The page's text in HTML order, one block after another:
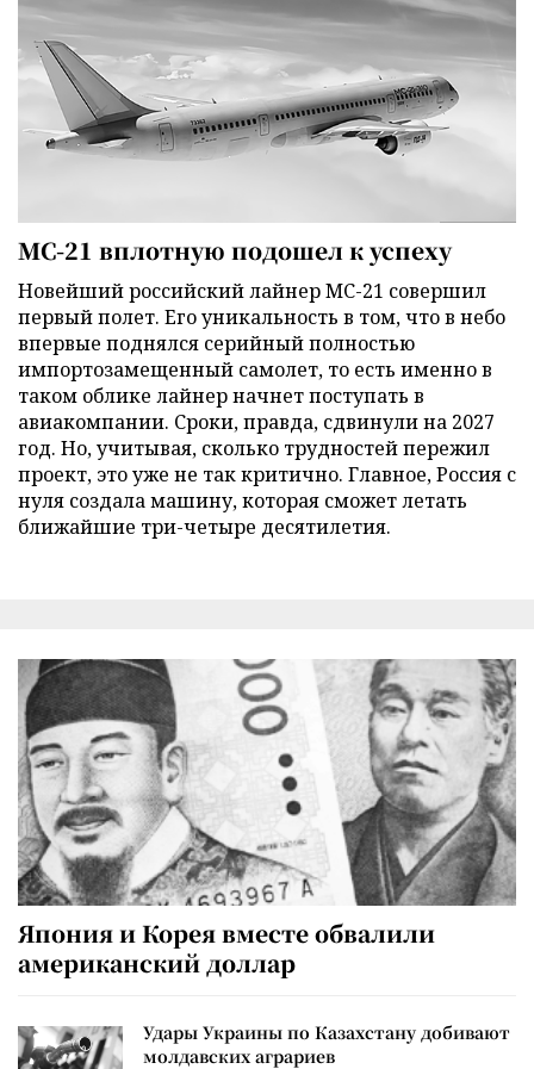
МС-21 вплотную подошел к успеху
Новейший российский лайнер МС-21 совершил
первый полет. Его уникальность в том, что в небо
впервые поднялся серийный полностью
импортозамещенный самолет, то есть именно в
таком облике лайнер начнет поступать в
авиакомпании. Сроки, правда, сдвинули на 2027
год. Но, учитывая, сколько трудностей пережил
проект, это уже не так критично. Главное, Россия с
нуля создала машину, которая сможет летать
ближайшие три-четыре десятилетия.
Япония и Корея вместе обвалили
американский доллар
Удары Украины по Казахстану добивают
молдавских аграриев